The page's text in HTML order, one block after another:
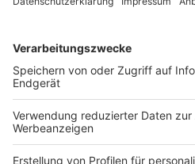
Tag aufs Neue zu zelebrieren.
DEINE GEMERKTEN ARTIKEL
Du hast dir noch keine
Markiere sie hierfür mit einem